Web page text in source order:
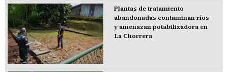
Plantas de tratamiento
abandonadas contaminan ríos
y amenazan potabilizadora en
La Chorrera